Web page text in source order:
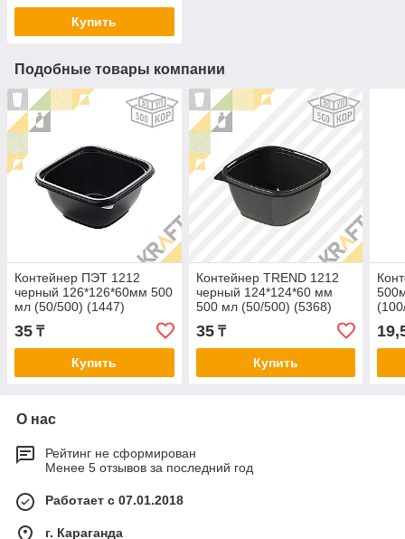
Купить
Подобные товары компании
Контейнер ПЭТ 1212
черный 126*126*60мм 500
мл (50/500) (1447)
35 ₸
Купить
Контейнер TREND 1212
черный 124*124*60 мм
500 мл (50/500) (5368)
35₸
Купить
О нас
Рейтинг не сформирован
Менее 5 отзывов за последний год
Работает с 07.01.2018
г. Караганда